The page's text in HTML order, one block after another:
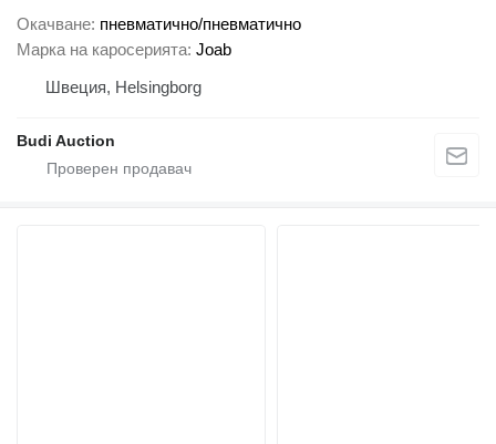
Окачване пневматично/пневматично
Марка на каросерията Joab
Швеция, Helsingborg
Budi Auction